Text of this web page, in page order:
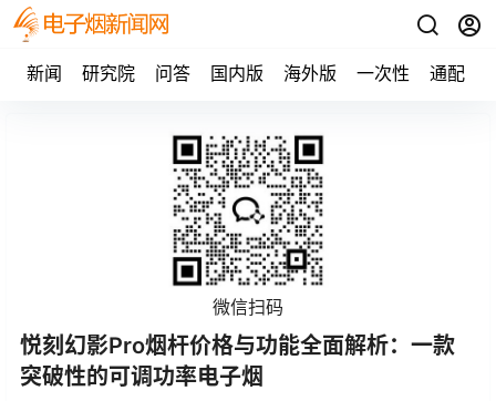
新闻 研究院 问答 国内版 海外版 一次性 通配
微信扫码
悦刻幻影Pro烟杆价格与功能全面解析：一款
突破性的可调功率电子烟